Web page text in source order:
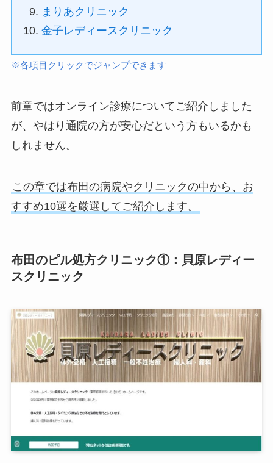
まりあクリニック
金子レディースクリニック
※各項目クリックでジャンプできます
前章ではオンライン診療についてご紹介しました
が、やはり通院の方が安心だという方もいるかも
しれません。
この章では布田の病院やクリニックの中から、お
すすめ10選を厳選してご紹介します。
布田のピル処方クリニック①：貝原レディー
スクリニック